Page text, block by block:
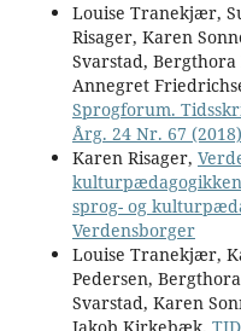
Louise Tranekjær,
Risager, Karen
Svarstad,
Annegret
Sprogforum.
Årg. 24 Nr. 67
Karen Risager,
kulturpædagogikken
sprog- og
Verdensborger
Louise Tranekjær,
Pedersen,
Svarstad, Karen